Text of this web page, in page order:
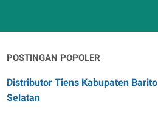
POSTINGAN POPOLER
Distributor Tiens Kabupaten Barito
Selatan